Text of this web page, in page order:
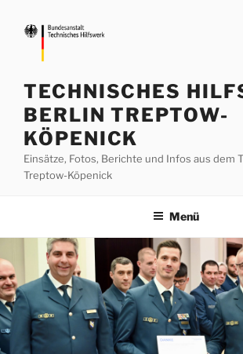
Inhalt
springen
TECHNISCHES
BERLIN TREPTOW-
KÖPENICK
Einsätze, Fotos, Berichte und Infos aus dem
Treptow-Köpenick
Menü